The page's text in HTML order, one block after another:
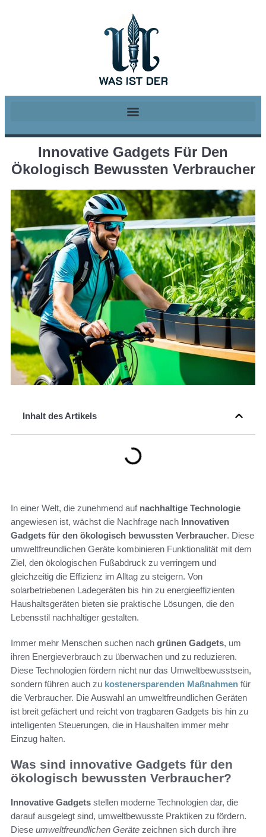
Innovative Gadgets Für Den
Ökologisch Bewussten Verbraucher
Inhalt des Artikels
In einer Welt, die zunehmend auf nachhaltige Technologie
angewiesen ist, wächst die Nachfrage nach Innovativen
Gadgets für den ökologisch bewussten Verbraucher. Diese
umweltfreundlichen Geräte kombinieren Funktionalität mit dem
Ziel, den ökologischen Fußabdruck zu verringern und
gleichzeitig die Effizienz im Alltag zu steigern. Von
solarbetriebenen Ladegeräten bis hin zu energieeffizienten
Haushaltsgeräten bieten sie praktische Lösungen, die den
Lebensstil nachhaltiger gestalten.
Immer mehr Menschen suchen nach grünen Gadgets, um
ihren Energieverbrauch zu überwachen und zu reduzieren.
Diese Technologien fördern nicht nur das Umweltbewusstsein,
sondern führen auch zu kostenersparenden Maßnahmen für
die Verbraucher. Die Auswahl an umweltfreundlichen Geräten
ist breit gefächert und reicht von tragbaren Gadgets bis hin zu
intelligenten Steuerungen, die in Haushalten immer mehr
Einzug halten.
Was sind innovative Gadgets für den
ökologisch bewussten Verbraucher?
Innovative Gadgets stellen moderne Technologien dar, die
darauf ausgelegt sind, umweltbewusste Praktiken zu fördern.
Diese umweltfreundlichen Geräte zeichnen sich durch ihre